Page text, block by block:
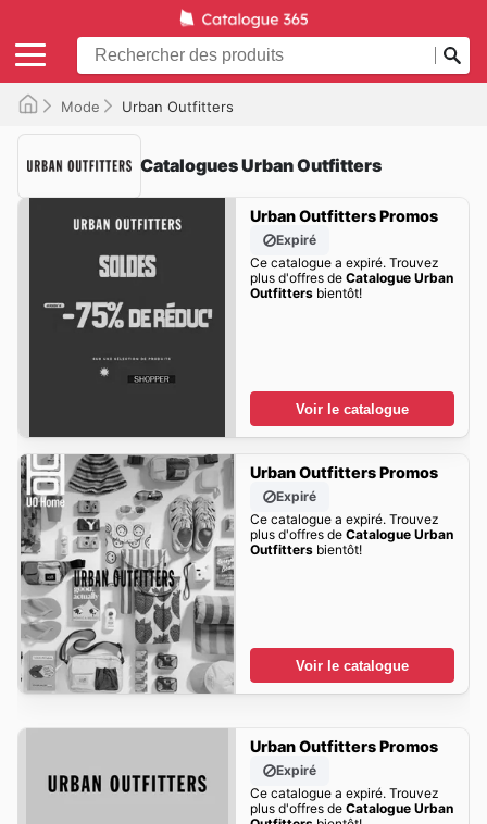
Mode Urban Outfitters
Catalogues Urban Outfitters
Urban Outfitters Promos
Expiré
Ce catalogue a expiré. Trouvez
plus d'offres de Catalogue Urban
Outfittersbientôt!
Voir le catalogue
Urban Outfitters Promos
Expiré
Ce catalogue a expiré. Trouvez
plus d'offres de Catalogue Urban
Outfittersbientôt!
Voir le catalogue
Urban Outfitters Promos
Expiré
Ce catalogue a expiré. Trouvez
plus d'offres de Catalogue Urban